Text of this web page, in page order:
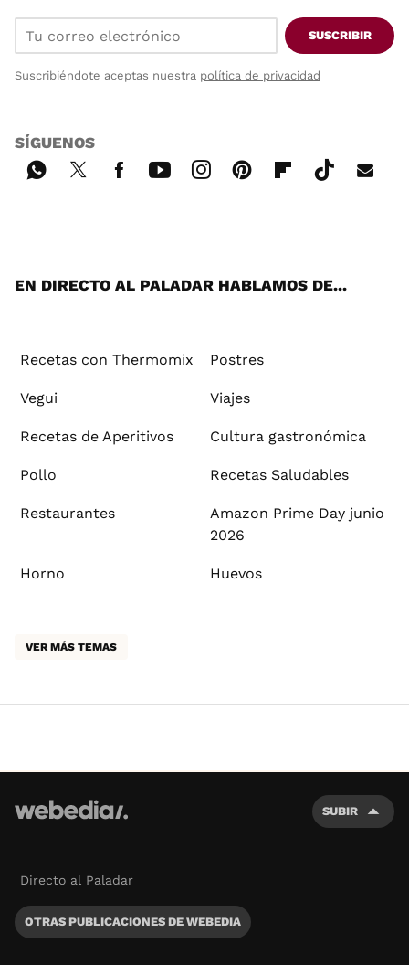
SUSCRIBIR
Suscribiéndote aceptas nuestra política de privacidad
SÍGUENOS
EN DIRECTO AL PALADAR HABLAMOS DE...
Recetas con Thermomix Postres
Vegui Viajes
Recetas de Aperitivos Cultura gastronómica
Pollo Recetas Saludables
Restaurantes
Amazon Prime Day junio
2026
Horno Huevos
VER MÁS TEMAS
SUBIR
Directo al Paladar
OTRAS PUBLICACIONES DE WEBEDIA